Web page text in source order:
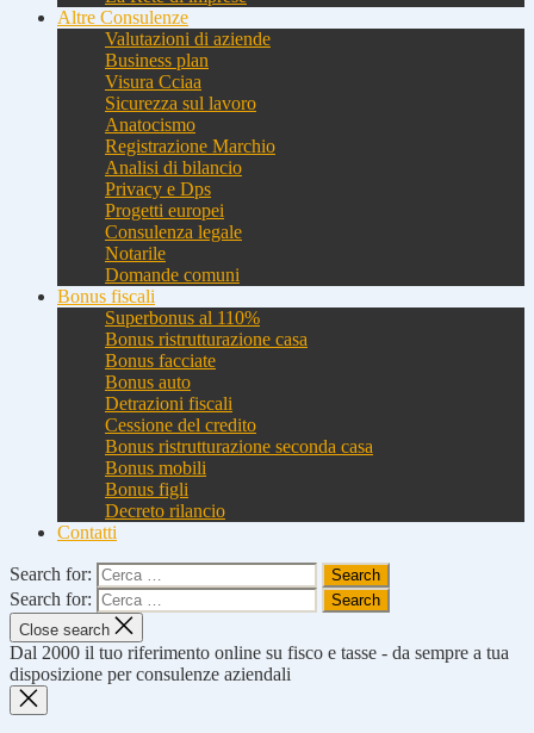
Altre Consulenze
Valutazioni di aziende
Business plan
Visura Cciaa
Sicurezza sul lavoro
Anatocismo
Registrazione Marchio
Analisi di bilancio
Privacy e Dps
Progetti europei
Consulenza legale
Notarile
Domande comuni
Bonus fiscali
Superbonus al 110%
Bonus ristrutturazione casa
Bonus facciate
Bonus auto
Detrazioni fiscali
Cessione del credito
Bonus ristrutturazione seconda casa
Bonus mobili
Bonus figli
Decreto rilancio
Contatti
Search for:
Search for:
Close search
Dal 2000 il tuo riferimento online su fisco e tasse - da sempre a tua
disposizione per consulenze aziendali